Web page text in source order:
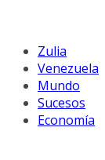
Zulia
Venezuela
Mundo
Sucesos
Economía